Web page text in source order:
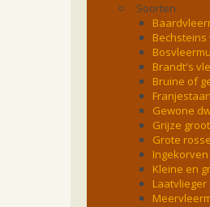
Soorten
Brandt's
Bruine of
Gewone
Grijze
Grote
Kleine en
Laatvlieger